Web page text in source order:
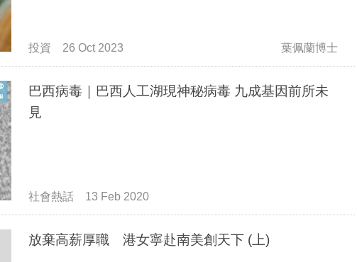
投資 26 Oct 2023 葉佩蘭博士
巴西病毒｜巴西人工湖現神秘病毒 九成基因前所未
見
社會熱話 13 Feb 2020
放棄高薪厚職 港女寧赴南美創天下 (上)